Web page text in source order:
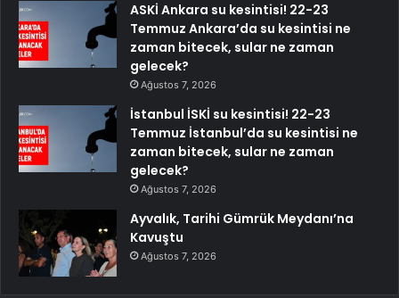
ASKİ Ankara su kesintisi! 22-23
Temmuz Ankara’da su kesintisi ne
zaman bitecek, sular ne zaman
gelecek?
Ağustos 7, 2026
İstanbul İSKİ su kesintisi! 22-23
Temmuz İstanbul’da su kesintisi ne
zaman bitecek, sular ne zaman
gelecek?
Ağustos 7, 2026
Ayvalık, Tarihi Gümrük Meydanı’na
Kavuştu
Ağustos 7, 2026